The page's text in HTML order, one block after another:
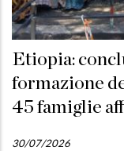
Etiopia:
formazione
45 famiglie
30/07/2026